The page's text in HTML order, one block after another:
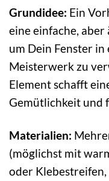
Grundidee: Ein
eine einfache,
um Dein Fenster
Meisterwerk zu
Element schafft
Gemütlichkeit und
Materialien:
(möglichst mit
oder